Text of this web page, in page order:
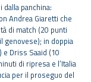
panchina:
Andrea Giaretti che
di match (20 punti
genovese); in doppia
Driss Saaid (10
di ripresa e l’Italia
per il proseguo del